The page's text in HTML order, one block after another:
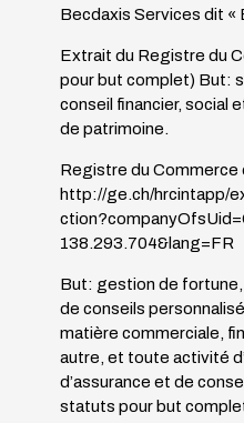
Becdaxis Services dit «
Extrait du Registre du
pour but complet) But:
conseil financier, social
de patrimoine.
Registre du Commerce
http://ge.ch/hrcintapp/
138.293.704&lang=FR
But: gestion de
de conseils
matière commerciale,
autre, et toute activité
d’assurance et de
statuts pour but